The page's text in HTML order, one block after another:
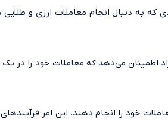
به دنبال انجام معاملات ارزی و
اطمینان می‌دهد که معاملات خود را
خود را انجام دهند. این امر فرآیندهای